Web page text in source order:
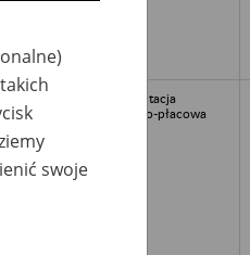
Dokmentacja
osobowo-płacowa
swoje